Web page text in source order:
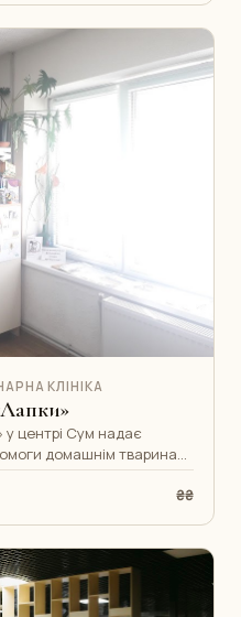
КЛІНІКА
у центрі Сум надає
домашнім тваринам.
₴₴